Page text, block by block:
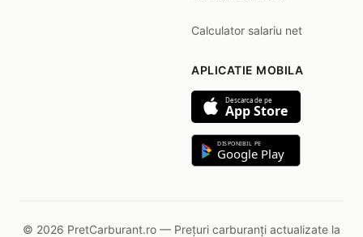
Calculator salariu net
APLICATIE MOBILA
Descarca de pe
App Store
DISPONIBIL PE
Google Play
© 2026 PretCarburant.ro — Prețuri carburanți actualizate la